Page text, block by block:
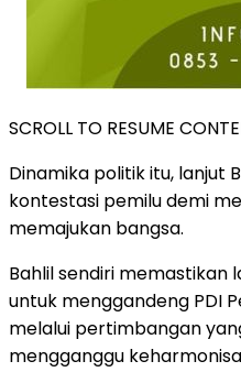
SCROLL TO RESUME
Dinamika politik itu, lanjut
kontestasi pemilu demi
memajukan bangsa.
Bahlil sendiri memastikan
untuk menggandeng PDI
melalui pertimbangan
mengganggu